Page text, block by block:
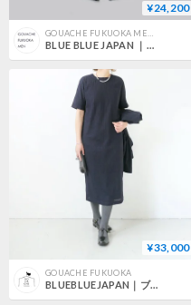
¥24,200
GOUACHE FUKUOKA MEN'S
BLUE BLUE JAPAN ｜ブルーブルージャパン｜マイヤーレース シダレザクラ サイドリブ 4B ベスト｜DNAVY｜
¥33,000
GOUACHE FUKUOKA
BLUEBLUEJAPAN｜ブルーブルージャパン｜マイヤーレース コクーンワンピース｜D NAVY ｜700085099